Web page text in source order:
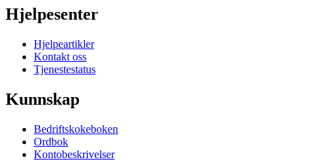
Hjelpesenter
Hjelpeartikler
Kontakt oss
Tjenestestatus
Kunnskap
Bedriftskokeboken
Ordbok
Kontobeskrivelser